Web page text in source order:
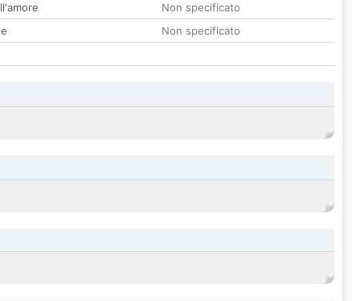
Non specificato
Non specificato